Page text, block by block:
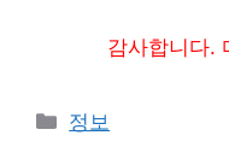
감사합니다.
카
정보